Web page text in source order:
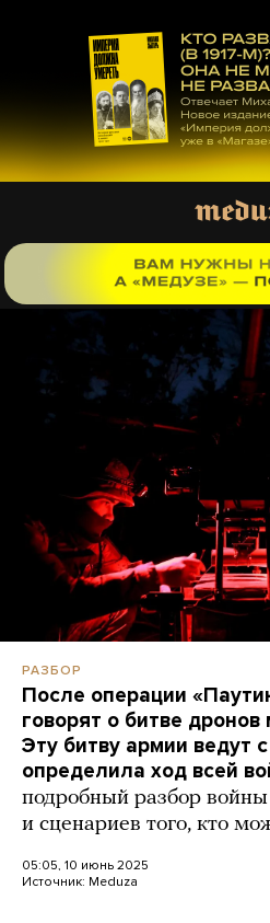
РАЗБОР
После операции
говорят о битве
Эту битву армии ведут
определила ход всей
подробный разбор
и сценариев того, кто
05:05, 10 июнь 2025
Источник: Meduza